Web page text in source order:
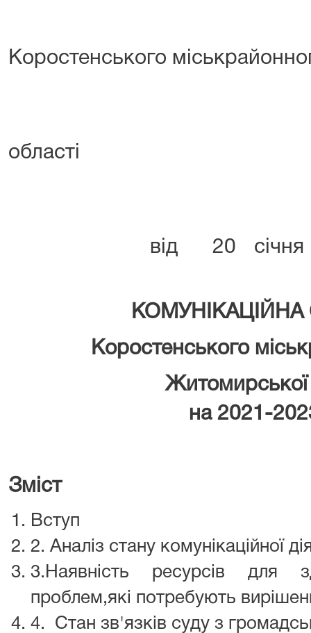
Коростенського
області
від 20 січня
КОМУНІКАЦІЙНА
Коростенського
на 2021-
Зміст
Вступ
2. Аналіз стану комунікаційної
3.Наявність ресурсів для
проблем,які потребують
4. Стан зв'язків суду з